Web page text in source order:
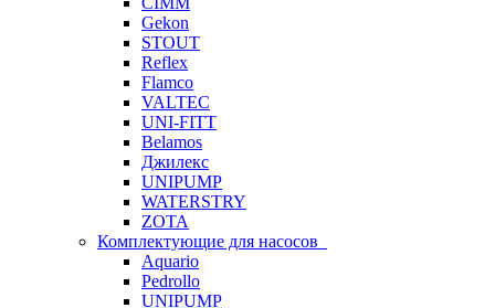
Gekon
STOUT
Reflex
Flamco
VALTEC
UNI-FITT
Belamos
Джилекс
UNIPUMP
WATERSTRY
ZOTA
Комплектующие для насосов
Aquario
Pedrollo
UNIPUMP